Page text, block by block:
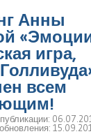
Анны
игра,
всем